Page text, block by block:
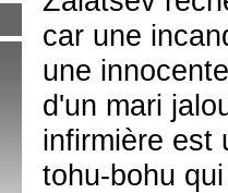
car une
une
d'un mari
infirmière est
tohu-bohu